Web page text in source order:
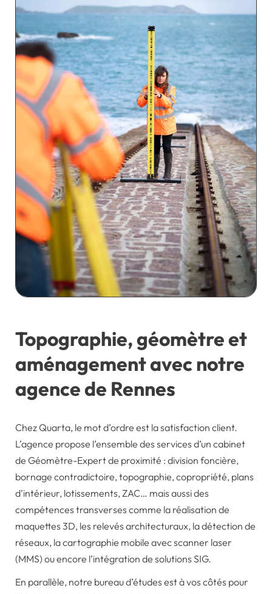
Topographie, géomètre et
aménagement avec notre
agence de Rennes
Chez Quarta, le mot d’ordre est la satisfaction client.
L’agence propose l’ensemble des services d’un cabinet
de Géomètre-Expert de proximité : division foncière,
bornage contradictoire, topographie, copropriété, plans
d’intérieur, lotissements, ZAC… mais aussi des
compétences transverses comme la réalisation de
maquettes 3D, les relevés architecturaux, la détection de
réseaux, la cartographie mobile avec scanner laser
(MMS) ou encore l’intégration de solutions SIG.
En parallèle, notre bureau d’études est à vos côtés pour